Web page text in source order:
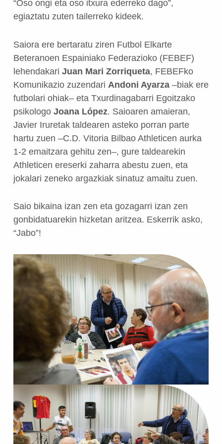
“Oso ongi eta oso itxura ederreko dago”,
egiaztatu zuten tailerreko kideek.
Saiora ere bertaratu ziren Futbol Elkarte
Beteranoen Espainiako Federazioko (FEBEF)
lehendakari Juan Mari Zorriqueta, FEBEFko
Komunikazio zuzendari Andoni Ayarza–biak ere
futbolari ohiak– eta Txurdinagabarri Egoitzako
psikologo Joana López. Saioaren amaieran,
Javier Iruretak taldearen asteko porran parte
hartu zuen –C.D. Vitoria Bilbao Athleticen aurka
1-2 emaitzara gehitu zen–, gure taldearekin
Athleticen ereserki zaharra abestu zuen, eta
jokalari zeneko argazkiak sinatuz amaitu zuen.
Saio bikaina izan zen eta gozagarri izan zen
gonbidatuarekin hizketan aritzea. Eskerrik asko,
“Jabo”!